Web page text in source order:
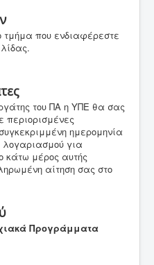
τμήμα που ενδιαφέρεστε
του ΠΑ η ΥΠΕ θα σας
ημερομηνία
λογαριασμού για
κάτω μέρος αυτής
αίτηση σας στο
Προγράμματα